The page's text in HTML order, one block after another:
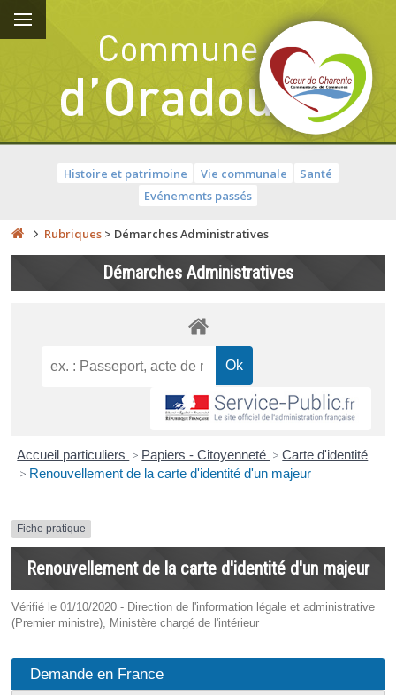
Histoire et patrimoine Vie communale
Santé
Evénements passés
Rubriques > Démarches Administratives
Démarches Administratives
Accueil particuliers > Papiers - Citoyenneté > Carte d'identité
> Renouvellement de la carte d'identité d'un majeur
Fiche pratique
Renouvellement de la carte d'identité d'un majeur
Vérifié le 01/10/2020 - Direction de l'information légale et administrative
(Premier ministre), Ministère chargé de l'intérieur
Demande en France